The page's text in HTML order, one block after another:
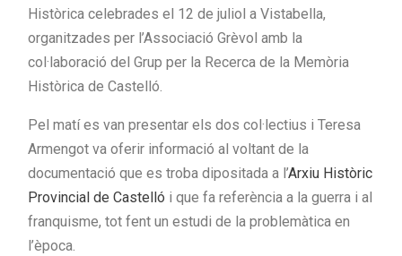
Històrica celebrades el 12 de juliol a Vistabella,
organitzades per l’Associació Grèvol amb la
col·laboració del Grup per la Recerca de la Memòria
Històrica de Castelló.
Pel matí es van presentar els dos col·lectius i Teresa
Armengot va oferir informació al voltant de la
documentació que es troba dipositada a l’Arxiu Històric
Provincial de Castelló i que fa referència a la guerra i al
franquisme, tot fent un estudi de la problemàtica en
l’època.